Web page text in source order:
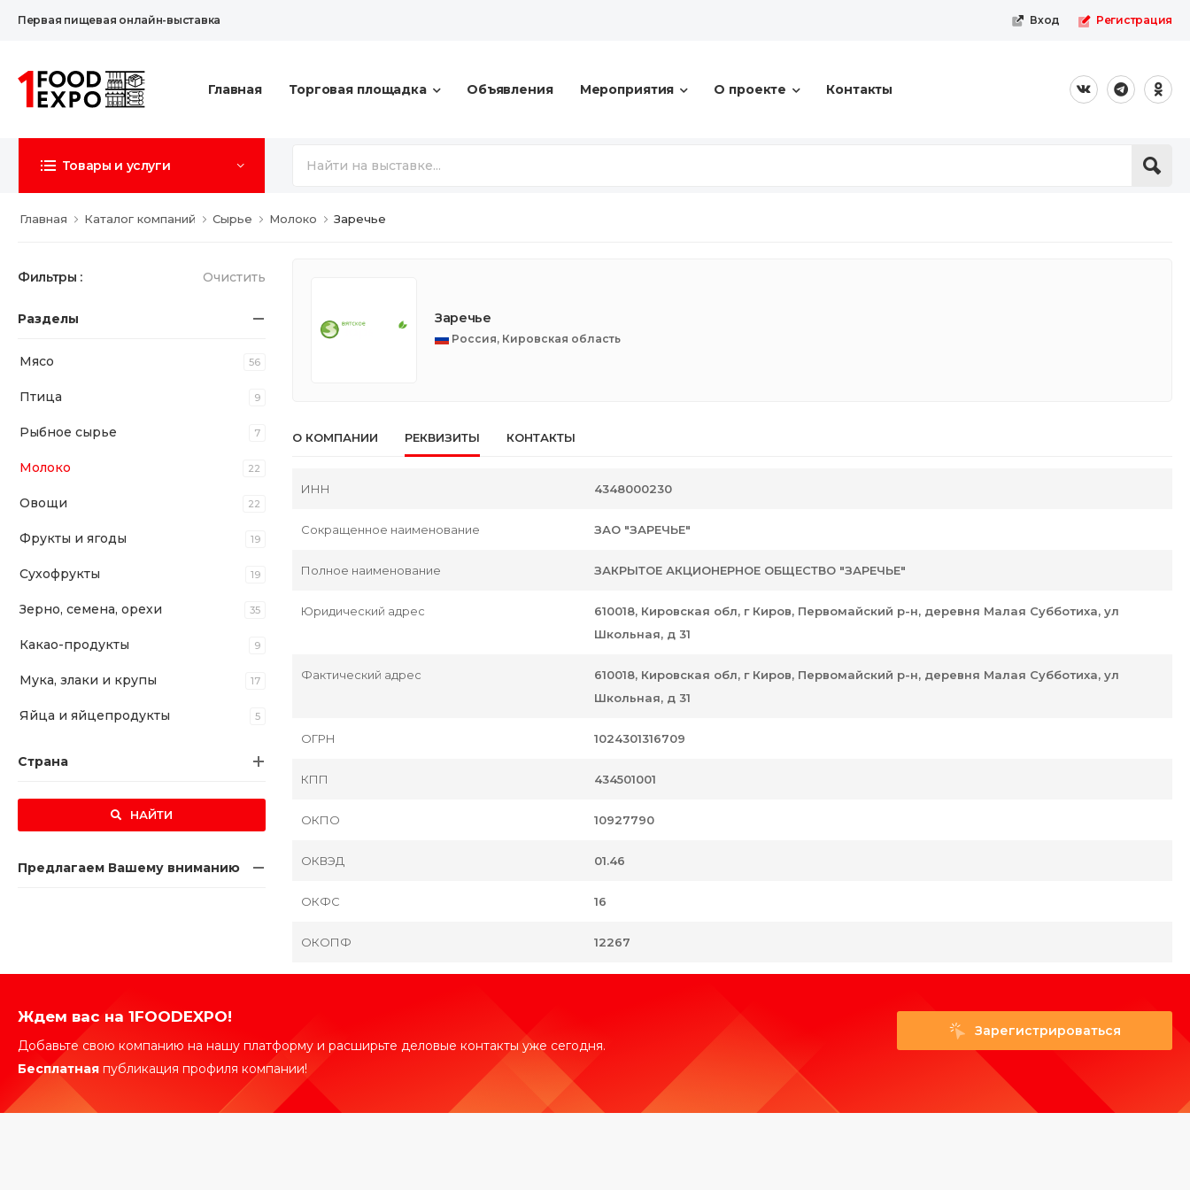
Первая пищевая онлайн-выставка Вход Регистрация
Главная Торговая площадка Объявления Мероприятия О проекте Контакты
Товары и услуги
Главная Каталог компаний Сырье Молоко Заречье
Фильтры : Очистить
Разделы
Мясо 56
Птица 9
Рыбное сырье 7
Молоко 22
Овощи 22
Фрукты и ягоды 19
Сухофрукты 19
Зерно, семена, орехи 35
Какао-продукты 9
Мука, злаки и крупы 17
Яйца и яйцепродукты 5
Страна
НАЙТИ
Предлагаем Вашему вниманию
Заречье
Россия, Кировская область
О КОМПАНИИ РЕКВИЗИТЫ КОНТАКТЫ
ИНН 4348000230
Сокращенное наименование ЗАО "ЗАРЕЧЬЕ"
Полное наименование ЗАКРЫТОЕ АКЦИОНЕРНОЕ ОБЩЕСТВО "ЗАРЕЧЬЕ"
Юридический адрес
610018, Кировская обл, г Киров, Первомайский р-н, деревня Малая Субботиха, ул
Школьная, д 31
Фактический адрес
610018, Кировская обл, г Киров, Первомайский р-н, деревня Малая Субботиха, ул
Школьная, д 31
ОГРН 1024301316709
КПП 434501001
ОКПО 10927790
ОКВЭД 01.46
ОКФС 16
ОКОПФ 12267
Ждем вас на 1FOODEXPO!
Добавьте свою компанию на нашу платформу и расширьте деловые контакты уже сегодня.
Бесплатная публикация профиля компании!
Зарегистрироваться